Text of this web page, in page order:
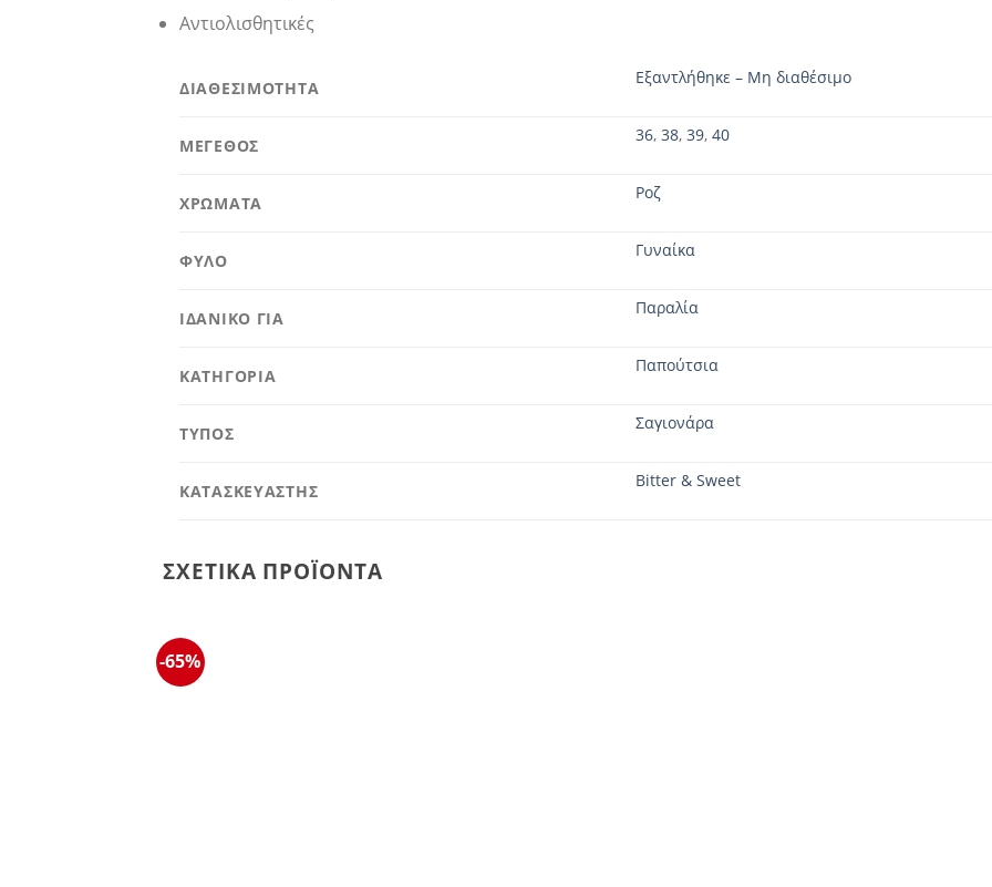
Αντιολισθητικές
ΔΙΑΘΕΣΙΜΟΤΗΤΑ
Εξαντλήθηκε – Μη διαθέσιμο
ΜΕΓΕΘΟΣ
36,38,39,40
ΧΡΩΜΑΤΑ
Ροζ
ΦΥΛΟ
Γυναίκα
ΙΔΑΝΙΚΟ ΓΙΑ
Παραλία
ΚΑΤΗΓΟΡΙΑ
Παπούτσια
ΤΥΠΟΣ
Σαγιονάρα
ΚΑΤΑΣΚΕΥΑΣΤΗΣ
Bitter & Sweet
ΣΧΕΤΙΚΆ ΠΡΟΪΌΝΤΑ
-65%